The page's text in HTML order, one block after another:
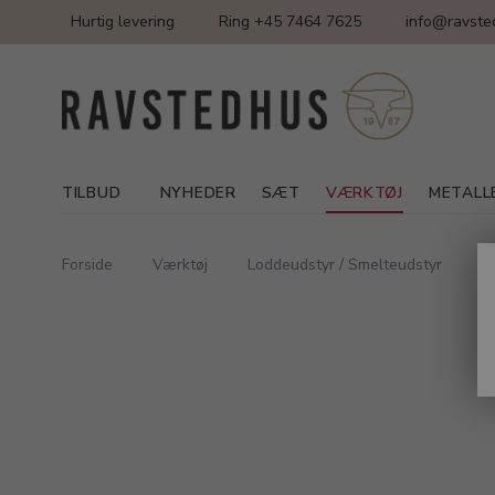
Hurtig levering Ring +45 7464 7625
TILBUD NYHEDER SÆT VÆRKTØJ
Forside Værktøj Loddeudstyr / Smelteudstyr